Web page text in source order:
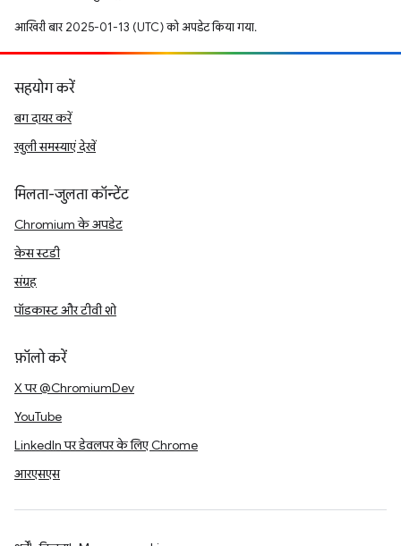
आखिरी बार 2025-01-13 (UTC) को अपडेट किया गया.
सहयोग करें
बग दायर करें
खुली समस्याएं देखें
मिलता-जुलता कॉन्टेंट
Chromium के अपडेट
केस स्टडी
संग्रह
पॉडकास्ट और टीवी शो
फ़ॉलो करें
X पर @ChromiumDev
YouTube
LinkedIn पर डेवलपर के लिए Chrome
आरएसएस